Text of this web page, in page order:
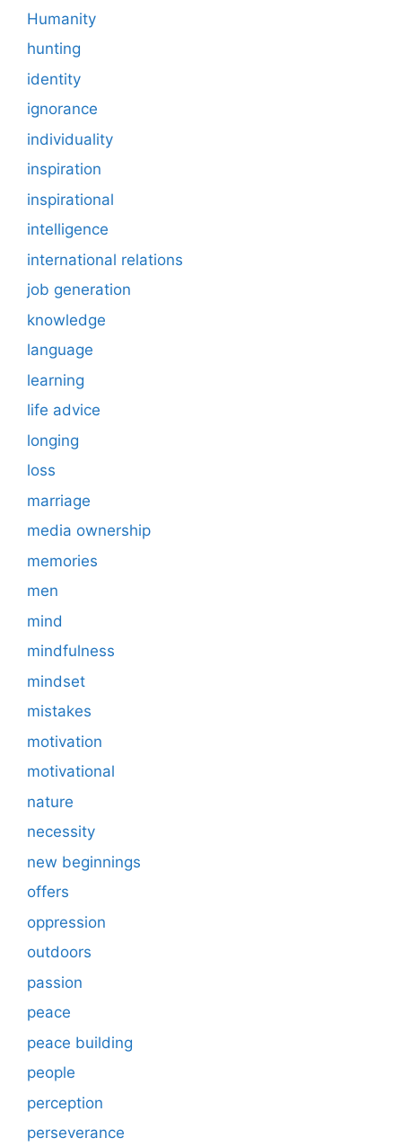
Humanity
hunting
identity
ignorance
individuality
inspiration
inspirational
intelligence
international relations
job generation
knowledge
language
learning
life advice
longing
loss
marriage
media ownership
memories
men
mind
mindfulness
mindset
mistakes
motivation
motivational
nature
necessity
new beginnings
offers
oppression
outdoors
passion
peace
peace building
people
perception
perseverance